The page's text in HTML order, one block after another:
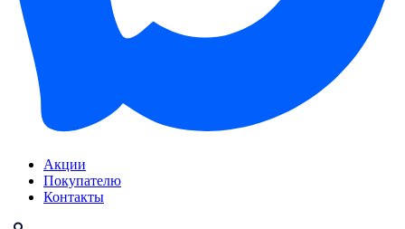
Акции
Покупателю
Контакты